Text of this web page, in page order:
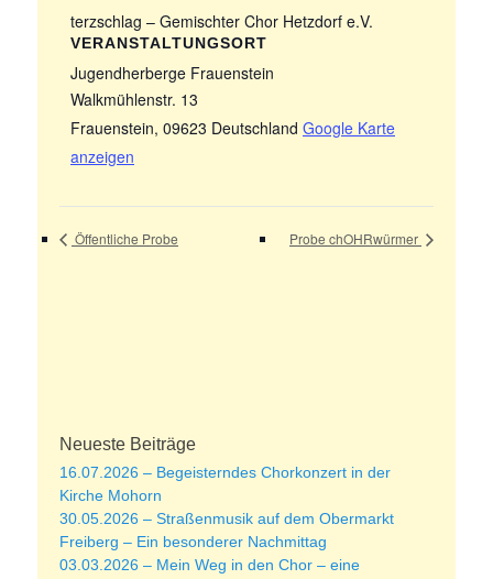
VERANSTALTUNGSORT
Jugendherberge Frauenstein
Walkmühlenstr. 13
Frauenstein, 09623 Deutschland Google Karte
anzeigen
terzschlag – Gemischter Chor Hetzdorf e.V.
Öffentliche Probe Probe chOHRwürmer
Neueste Beiträge
16.07.2026 – Begeisterndes Chorkonzert in der
Kirche Mohorn
30.05.2026 – Straßenmusik auf dem Obermarkt
Freiberg – Ein besonderer Nachmittag
03.03.2026 – Mein Weg in den Chor – eine